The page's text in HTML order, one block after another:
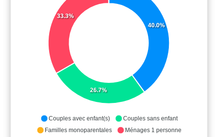
40.0%
26.7%
33.3%
Couples avec enfant(s)
Couples sans enfant
Familles monoparentales
Ménages 1 personne